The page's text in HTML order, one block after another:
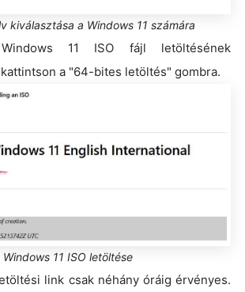
kiválasztása a Windows 11 számára
11 ISO fájl letöltésének
a "64-bites letöltés" gombra.
Windows 11 ISO letöltése
link csak néhány óráig érvényes.